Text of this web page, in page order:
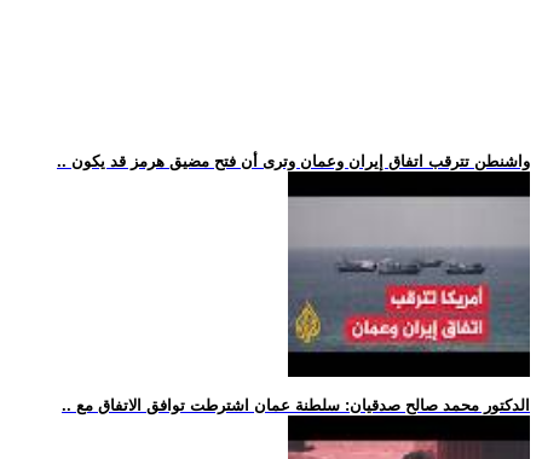
.. واشنطن تترقب اتفاق إيران وعمان وترى أن فتح مضيق هرمز قد يكون
.. الدكتور محمد صالح صدقيان: سلطنة عمان اشترطت توافق الاتفاق مع